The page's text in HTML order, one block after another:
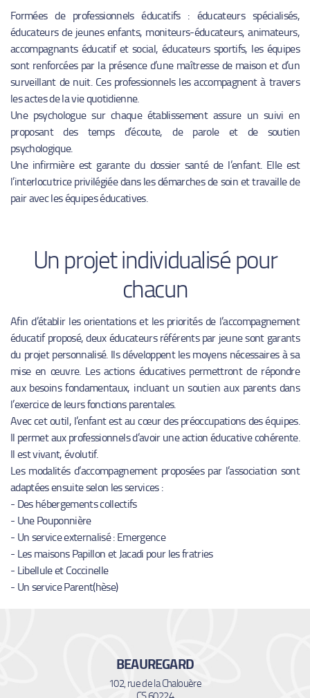
Formées de professionnels éducatifs : éducateurs spécialisés,
éducateurs de jeunes enfants, moniteurs-éducateurs, animateurs,
accompagnants éducatif et social, éducateurs sportifs, les équipes
sont renforcées par la présence d’une maîtresse de maison et d’un
surveillant de nuit. Ces professionnels les accompagnent à travers
les actes de la vie quotidienne.
Une psychologue sur chaque établissement assure un suivi en
proposant des temps d’écoute, de parole et de soutien
psychologique.
Une infirmière est garante du dossier santé de l’enfant. Elle est
l’interlocutrice privilégiée dans les démarches de soin et travaille de
pair avec les équipes éducatives.
Un projet individualisé pour
chacun
Afin d’établir les orientations et les priorités de l’accompagnement
éducatif proposé, deux éducateurs référents par jeune sont garants
du projet personnalisé. Ils développent les moyens nécessaires à sa
mise en œuvre. Les actions éducatives permettront de répondre
aux besoins fondamentaux, incluant un soutien aux parents dans
l’exercice de leurs fonctions parentales.
Avec cet outil, l’enfant est au cœur des préoccupations des équipes.
Il permet aux professionnels d’avoir une action éducative cohérente.
Il est vivant, évolutif.
Les modalités d’accompagnement proposées par l’association sont
adaptées ensuite selon les services :
- Des hébergements collectifs
- Une Pouponnière
- Un service externalisé : Emergence
- Les maisons Papillon et Jacadi pour les fratries
- Libellule et Coccinelle
- Un service Parent(hèse)
BEAUREGARD
102, rue de la Chalouère
CS 60224